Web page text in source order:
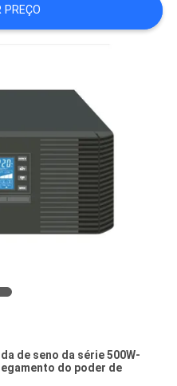
PREÇO
de seno da série 500W-
do poder de